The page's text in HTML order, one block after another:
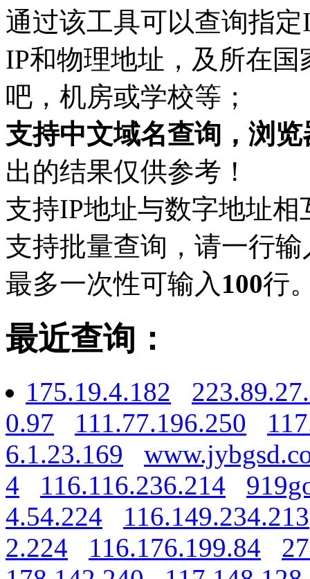
通过该工具可以查询指
IP和物理地址，及所在
吧，机房或学校等；
支持中文域名查询，浏
出的结果仅供参考！
支持IP地址与数字地址相
支持批量查询，请一行
最多一次性可输入 100行
最近查询：
175.19.4.182
0.97
111.77.196.250
6.1.23.169
4
116.116.236.214
4.54.224
116.149.234.213
2.224
116.176.199.84